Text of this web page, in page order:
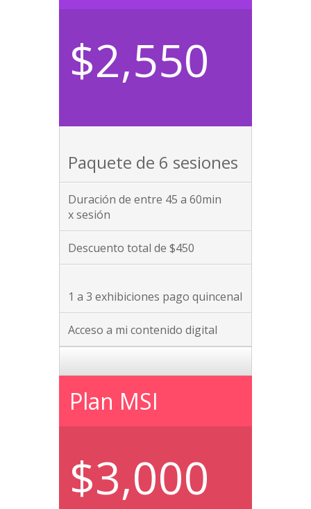
$2,550
Paquete de 6 sesiones
Duración de entre 45 a 60min
x sesión
Descuento total de $450
1 a 3 exhibiciones pago quincenal
Acceso a mi contenido digital
Plan MSI
$3,000